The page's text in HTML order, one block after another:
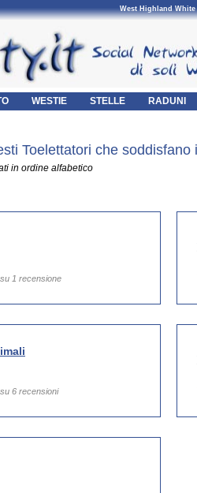
West Highland White
WESTIE STELLE RADUNI
Toelettatori che soddisfano
in ordine alfabetico
1 recensione
6 recensioni